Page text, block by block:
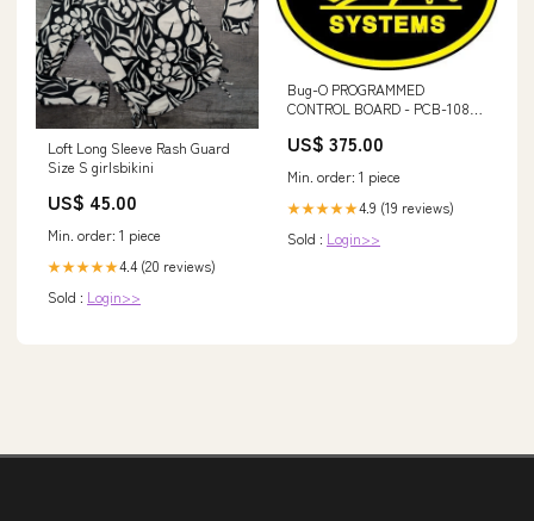
Loft Long Sleeve Rash Guard
Size S girlsbikini
US$ 45.00
Min. order: 1 piece
★★★★★4.4 (20 reviews)
Sold : Login>>
Bug-O PROGRAMMED
CONTROL BOARD - PCB-1080
US$ 375.00
Min. order: 1 piece
★★★★★4.9 (19 reviews)
Sold : Login>>